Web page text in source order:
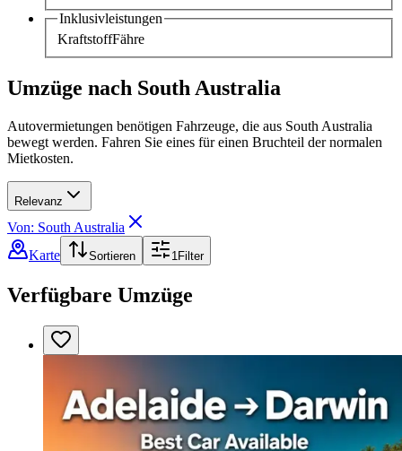
Inklusivleistungen
KraftstoffFähre
Umzüge nach South Australia
Autovermietungen benötigen Fahrzeuge, die aus South Australia
bewegt werden. Fahren Sie eines für einen Bruchteil der normalen
Mietkosten.
Relevanz
Von: South Australia
Karte
Sortieren 1Filter
Verfügbare Umzüge